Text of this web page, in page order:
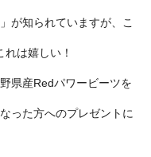
が知られていますが、こ
は嬉しい！
県産Redパワービーツを
った方へのプレゼントに